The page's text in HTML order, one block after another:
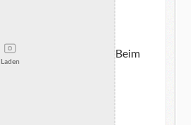
Laden
Beim